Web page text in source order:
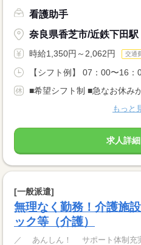
看護助手
奈良県香芝市/近鉄下田駅
時給1,350円～2,062円 交通
【シフト例】 07：00〜16：
■希望シフト制 ■急なお休み
もっと
求人詳
[一般派遣]
無理なく勤務！介護施
ック等（介護）
／ あんしん！ サポート体制充実！ ＼ 介護施設にて